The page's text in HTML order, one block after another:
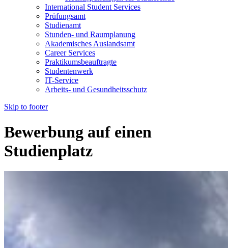
International Student Services
Prüfungsamt
Studienamt
Stunden- und Raumplanung
Akademisches Auslandsamt
Career Services
Praktikumsbeauftragte
Studentenwerk
IT-Service
Arbeits- und Gesundheitsschutz
Skip to footer
Bewerbung auf einen
Studienplatz